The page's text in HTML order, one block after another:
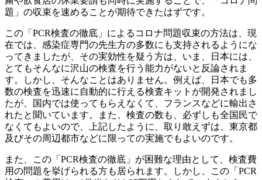
題」の収束を速めることが期待できたはずです。
この「PCR検査の徹底」によるコロナ問題収束の方法は、現
在では、感染症専門の先生方の多数にも支持されるようにな
ってきましたが、その実効性を疑う方は、いま、日本には、
とてもそんなに沢山の検査を行う能力がないと反論されま
す。しかし、そんなことはありません。例えば、日本でも多
数の検査を迅速に自動的に行える検査キットが開発されまし
たが、国内では使ってもらえなくて、フランスなどに輸出さ
れたと聞いています。また、検査の数も、必ずしも全国民で
なくてもよいので、上記したように、取り敢えずは、東京都
及びその周辺都市などに限っての実施でもよいのです。
また、この「PCR検査の徹底」が困難な理由として、検査費
用の問題を挙げられる方も居られます。しかし、この「PCR